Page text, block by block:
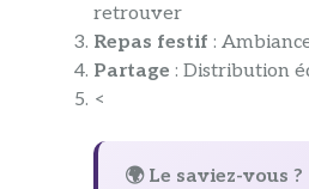
retrouver
Repas festif :
Partage : Distribution
<
🌍 Le saviez-vous ?